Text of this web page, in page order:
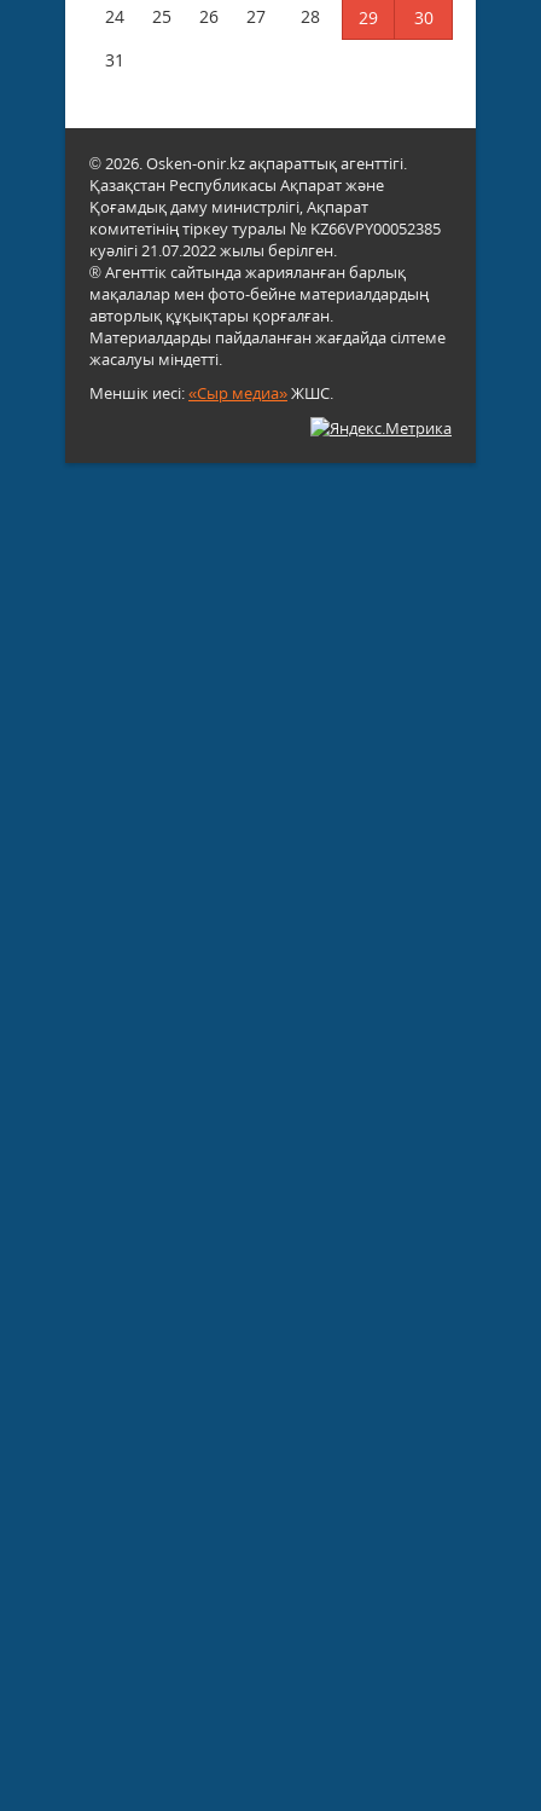
24
25 26 27 28 29
30
31
© 2026. Osken-onir.kz ақпараттық агенттігі.
Қазақстан Республикасы Ақпарат және
Қоғамдық даму министрлігі, Ақпарат
комитетінің тіркеу туралы № KZ66VPY00052385
куәлігі 21.07.2022 жылы берілген.
® Агенттік сайтында жарияланған барлық
мақалалар мен фото-бейне материалдардың
авторлық құқықтары қорғалған.
Материалдарды пайдаланған жағдайда сілтеме
жасалуы міндетті.
Меншік иесі:«Сыр медиа»ЖШС.